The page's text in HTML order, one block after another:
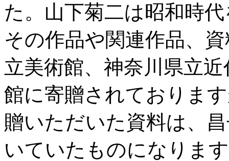
た。山下菊二は昭和時
その作品や関連作品、
立美術館、神奈川県立
館に寄贈されておりま
贈いただいた資料は、
いていたものになりま